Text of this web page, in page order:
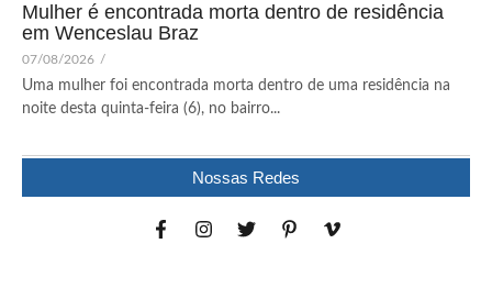
Mulher é encontrada morta dentro de residência
em Wenceslau Braz
07/08/2026 /
Uma mulher foi encontrada morta dentro de uma residência na
noite desta quinta-feira (6), no bairro...
Nossas Redes